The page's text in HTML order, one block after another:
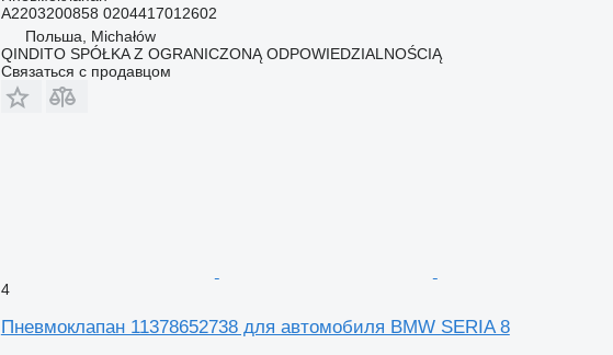
A2203200858 0204417012602
Польша, Michałów
QINDITO SPÓŁKA Z OGRANICZONĄ ODPOWIEDZIALNOŚCIĄ
Связаться с продавцом
4
Пневмоклапан 11378652738 для автомобиля BMW SERIA 8